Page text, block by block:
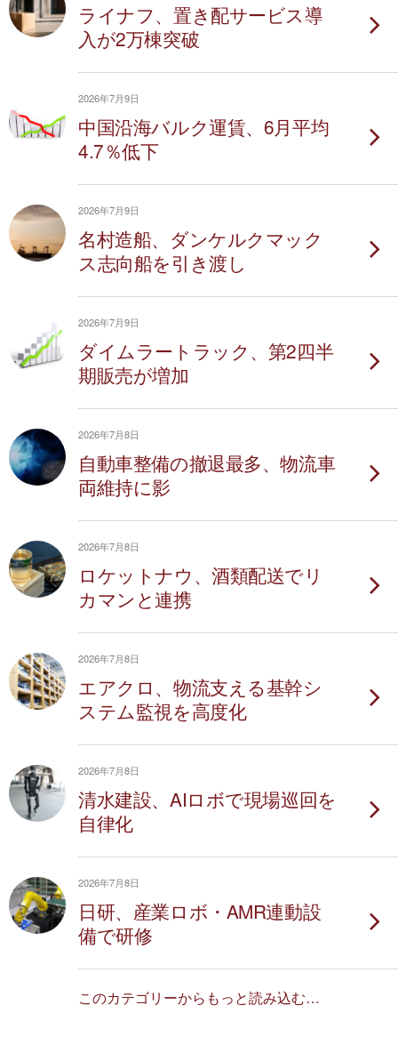
ライナフ、置き配サービス導
入が2万棟突破
2026年7月9日
中国沿海バルク運賃、6月平均
4.7％低下
2026年7月9日
名村造船、ダンケルクマック
ス志向船を引き渡し
2026年7月9日
ダイムラートラック、第2四半
期販売が増加
2026年7月8日
自動車整備の撤退最多、物流車
両維持に影
2026年7月8日
ロケットナウ、酒類配送でリ
カマンと連携
2026年7月8日
エアクロ、物流支える基幹シ
ステム監視を高度化
2026年7月8日
清水建設、AIロボで現場巡回を
自律化
2026年7月8日
日研、産業ロボ・AMR連動設
備で研修
このカテゴリーからもっと読み込む…